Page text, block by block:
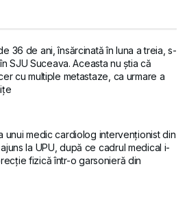
36 de ani, însărcinată în luna a treia, s-
SJU Suceava. Aceasta nu știa că
cu multiple metastaze, ca urmare a
unui medic cardiolog intervenționist din
la UPU, după ce cadrul medical i-
fizică într-o garsonieră din